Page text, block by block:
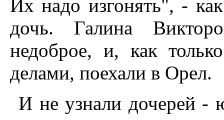
Их надо изгонять", -
дочь. Галина
недоброе, и, как
делами, поехали в Орел.
И не узнали дочерей -